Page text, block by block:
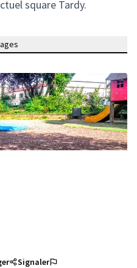
square Tardy.
Signaler